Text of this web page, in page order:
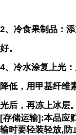
2、冷食果制品：
好。
4、冷水涂复上光
降低，用 甲基纤维
光后，再冻上冰层。
[存储运输]:本品应
输时要轻装轻放,防